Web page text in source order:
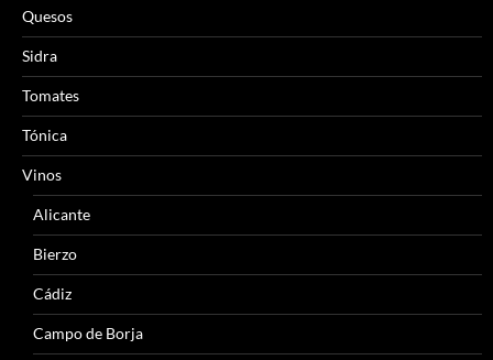
Quesos
Sidra
Tomates
Tónica
Vinos
Alicante
Bierzo
Cádiz
Campo de Borja